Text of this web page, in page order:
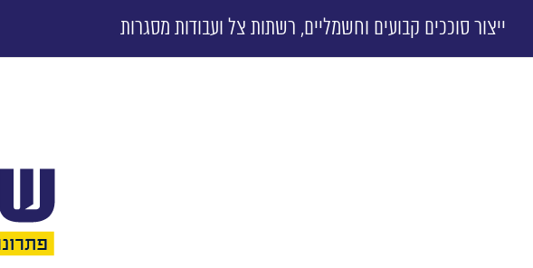
ייצור סוככים קבועים וחשמליים, רשתות צל ועבודות מסגרות